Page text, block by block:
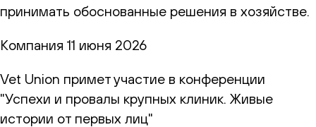
принимать обоснованные решения в хозяйстве.
Компания 11 июня 2026
Vet Union примет участие в конференции
"Успехи и провалы крупных клиник. Живые
истории от первых лиц"